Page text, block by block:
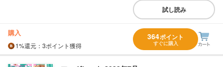
試し読み
購入
1%還元 ：3ポイント獲得
364ポイント
すぐに購入